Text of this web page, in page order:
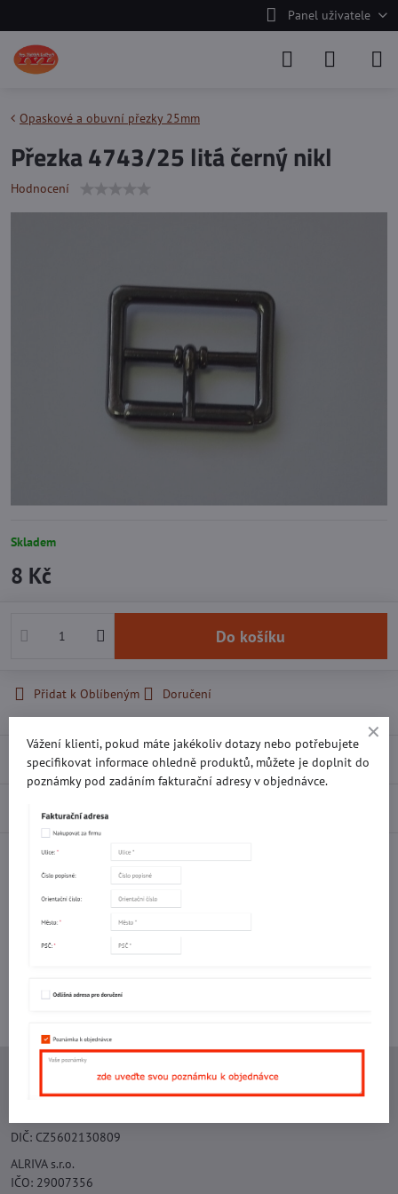
Panel uživatele
Opaskové a obuvní přezky 25mm
Přezka 4743/25 litá černý nikl
Hodnocení
Skladem
8 Kč
Do košíku
Přidat k Oblíbeným Doručení
Recenze 0
Diskuse
Facebook TwitterBluesky
Potřebujete poradit s objednávkou?
Kontaktujte nás:
+420 577 523 563
Ing. Vojtěch Lečbych - IVL
DIČ: CZ5602130809
ALRIVA s.r.o.
IČO: 29007356
Vážení klienti, pokud máte jakékoliv dotazy nebo potřebujete
specifikovat informace ohledně produktů, můžete je doplnit do
poznámky pod zadáním fakturační adresy v objednávce.